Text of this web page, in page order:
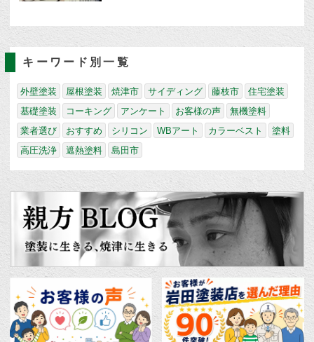
キーワード別一覧
外壁塗装 屋根塗装 焼津市 サイディング 藤枝市
住宅塗装
基礎塗装
コーキング アンケート お客様の声
無機塗料
業者選び
おすすめ シリコン WBアート カラーベスト
塗料
高圧洗浄
遮熱塗料 島田市